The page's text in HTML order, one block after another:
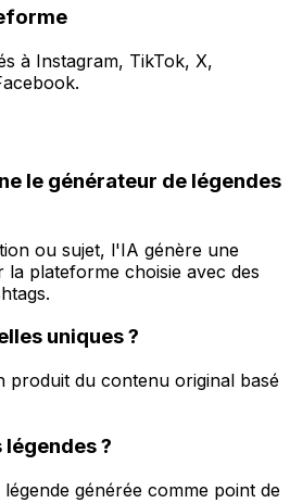
à Instagram, TikTok, X,
le générateur de légendes
ou sujet, l'IA génère une
la plateforme choisie avec des
uniques ?
produit du contenu original basé
?
générée comme point de